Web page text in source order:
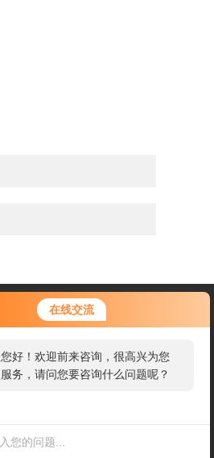
在线交流
您好！欢迎前来咨询，很高兴为您
服务，请问您要咨询什么问题呢？